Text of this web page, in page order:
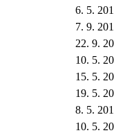
6. 5.
7. 9.
22. 9.
10. 5.
15. 5.
19. 5.
8. 5.
10. 5.